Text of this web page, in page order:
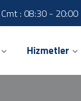
Cmt : 08:30 - 20:00
Hizmetler